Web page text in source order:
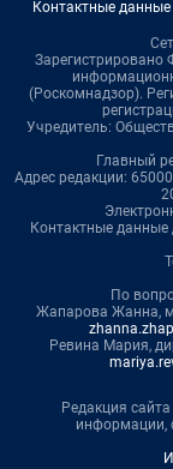
Контактные
Зарегистрировано
(Роскомнадзор).
Учредитель:
Главный
Адрес редакции:
Контактные данные
По
Жапарова Жанна,
Ревина Мария,
Редакция сайта
информации,